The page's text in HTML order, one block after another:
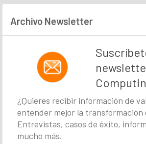
Archivo Newsletter
¿Quieres recibir información de
entender mejor la transformación
Entrevistas, casos de éxito,
mucho más.